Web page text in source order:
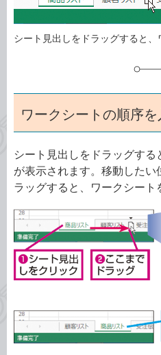
シート見出しをドラッグすると、
ワークシートの順序
シート見出しをドラッグす
が表示されます。移動した
ラッグすると、ワークシート